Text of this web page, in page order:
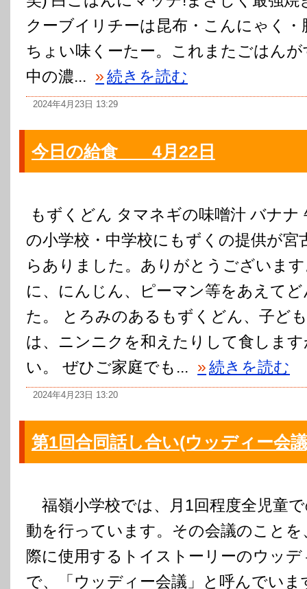
クーブイリチーは昆布・こんにゃく
ちょい味くーたー。これまたごはん
中の濃... »続きを読む
2024年4月23日 13:29
今日の給食 4月22日
もずくどん タマネギの味噌汁 バナナ
の小学校・中学校にもずくの提供が宮
らありました。ありがとうございま
に、にんじん、ピーマン等をあえて
た。 とろみのあるもずくどん、子ど
は、ニンニクを和えたりして食しま
い。 ぜひご家庭でも... »続きを読む
2024年4月23日 13:20
第1回合同話し合い(ウッディー会
福嶺小学校では、月1回程度全児童
動を行っています。その会議のことを
際に使用するトイストーリーのウッ
で、「ウッディー会議」と呼んでい